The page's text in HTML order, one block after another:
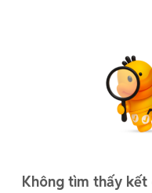
Không tìm thấy kết